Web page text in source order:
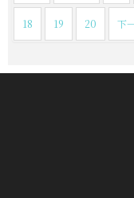
18 19 20 下